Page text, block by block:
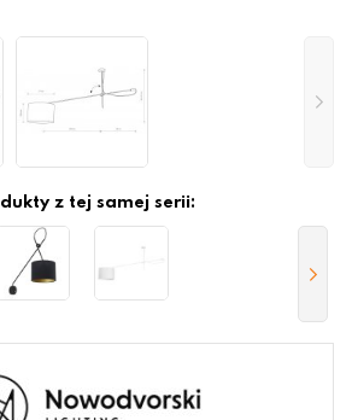
z tej samej serii: